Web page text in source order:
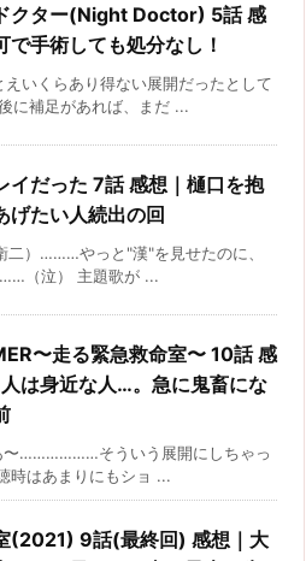
クター(Night Doctor) 5話 感
で手術しても処分なし！
いくらあり得ない展開だったとして
に補足があれば、まだ ...
イだった 7話 感想｜樋口を抱
げたい人続出の回
二）………やっと"漢"を見せたのに、
（泣） 主題歌が ...
〜走る緊急救命室〜 10話 感
は身近な人…。急に鬼畜にな
………………そういう展開にしちゃっ
時はあまりにもショ ...
(2021) 9話(最終回) 感想｜大